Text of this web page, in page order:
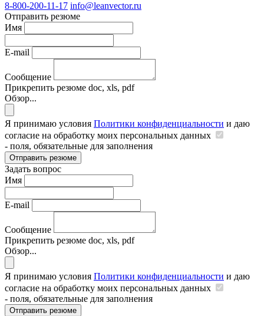
8-800-200-11-17 info@leanvector.ru
Отправить резюме
Имя
E-mail
Сообщение
Прикрепить резюме doc, xls, pdf
Обзор...
Я принимаю условия Политики конфиденциальности и даю
согласие на обработку моих персональных данных
- поля, обязательные для заполнения
Отправить резюме
Задать вопрос
Имя
E-mail
Сообщение
Прикрепить резюме doc, xls, pdf
Обзор...
Я принимаю условия Политики конфиденциальности и даю
согласие на обработку моих персональных данных
- поля, обязательные для заполнения
Отправить резюме